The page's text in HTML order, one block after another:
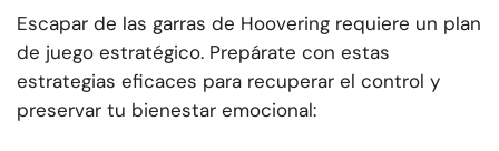
Escapar de las garras de Hoovering requiere un plan
de juego estratégico. Prepárate con estas
estrategias eficaces para recuperar el control y
preservar tu bienestar emocional: